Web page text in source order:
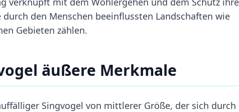
den Menschen beeinflussten Landschaften wie
Gebieten zählen.
äußere Merkmale
Singvogel von mittlerer Größe, der sich durch